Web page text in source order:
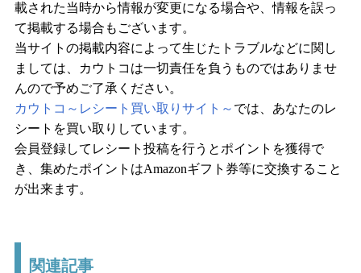
載された当時から情報が変更になる場合や、情報を誤っ
て掲載する場合もございます。
当サイトの掲載内容によって生じたトラブルなどに関し
ましては、カウトコは一切責任を負うものではありませ
んので予めご了承ください。
カウトコ～レシート買い取りサイト～ では、あなたのレ
シートを買い取りしています。
会員登録してレシート投稿を行うとポイントを獲得で
き、集めたポイントはAmazonギフト券等に交換すること
が出来ます。
関連記事